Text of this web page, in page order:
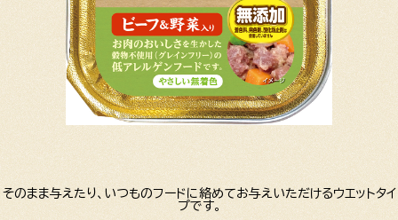
そのまま与えたり、いつものフードに絡めてお与えいただけるウエットタイ
プです。